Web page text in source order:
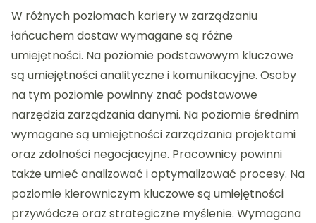
W różnych poziomach kariery w zarządzaniu
łańcuchem dostaw wymagane są różne
umiejętności. Na poziomie podstawowym kluczowe
są umiejętności analityczne i komunikacyjne. Osoby
na tym poziomie powinny znać podstawowe
narzędzia zarządzania danymi. Na poziomie średnim
wymagane są umiejętności zarządzania projektami
oraz zdolności negocjacyjne. Pracownicy powinni
także umieć analizować i optymalizować procesy. Na
poziomie kierowniczym kluczowe są umiejętności
przywódcze oraz strategiczne myślenie. Wymagana